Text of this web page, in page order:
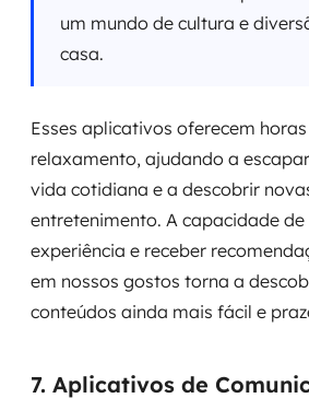
um mundo de cultura e
casa.
Esses aplicativos oferecem
relaxamento, ajudando a
vida cotidiana e a descobrir
entretenimento. A capacidade
experiência e receber
em nossos gostos torna a
conteúdos ainda mais fácil e
7. Aplicativos de